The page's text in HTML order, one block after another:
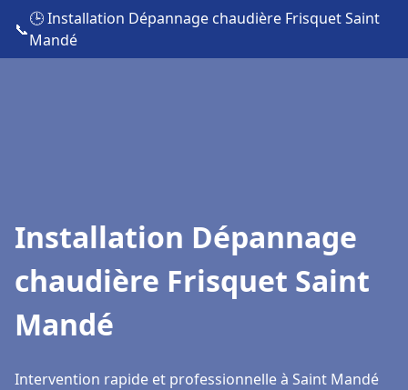
📞
🕒 Installation Dépannage chaudière Frisquet Saint
Mandé
Installation Dépannage
chaudière Frisquet Saint
Mandé
Intervention rapide et professionnelle à Saint Mandé